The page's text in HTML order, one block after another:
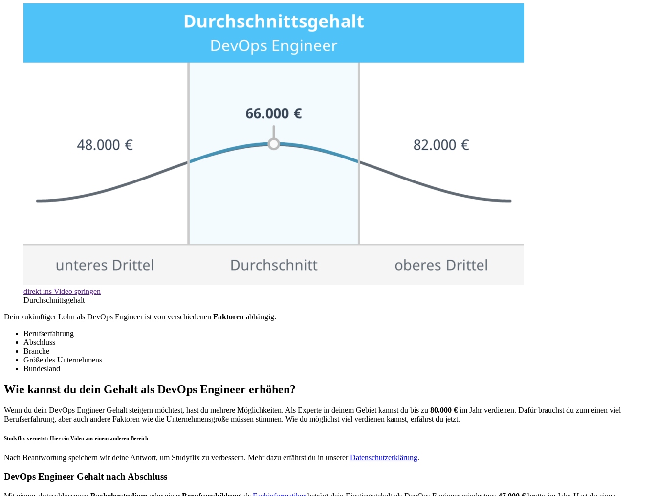
direkt ins Video springen
Durchschnittsgehalt
Dein zukünftiger Lohn als DevOps Engineer ist von verschiedenen Faktoren abhängig:
Berufserfahrung
Abschluss
Branche
Größe des Unternehmens
Bundesland
Wie kannst du dein Gehalt als DevOps Engineer erhöhen?
Wenn du dein DevOps Engineer Gehalt steigern möchtest, hast du mehrere Möglichkeiten. Als Experte in deinem Gebiet kannst du bis zu 80.000 € im Jahr verdienen. Dafür brauchst du zum einen viel
Berufserfahrung, aber auch andere Faktoren wie die Unternehmensgröße müssen stimmen. Wie du möglichst viel verdienen kannst, erfährst du jetzt.
Studyflix vernetzt: Hier ein Video aus einem anderen Bereich
Nach Beantwortung speichern wir deine Antwort, um Studyflix zu verbessern. Mehr dazu erfährst du in unsererDatenschutzerklärung.
DevOps Engineer Gehalt nach Abschluss